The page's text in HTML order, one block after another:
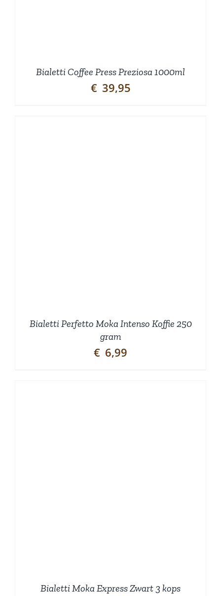
Bialetti Coffee Press Preziosa 1000ml
€ 39,95
Bialetti Perfetto Moka Intenso Koffie 250
gram
€ 6,99
Bialetti Moka Express Zwart 3 kops